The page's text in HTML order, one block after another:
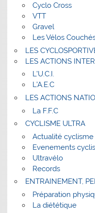
Cyclo Cross
VTT
Gravel
Les Vélos
LES
LES ACTIONS
L’U.C.I.
L’A.E.C
LES ACTIONS
La F.F.C
CYCLISME ULTRA
Actualité
Evenements
Ultravélo
Records
ENTRAINEMENT,
Préparation
La diététique